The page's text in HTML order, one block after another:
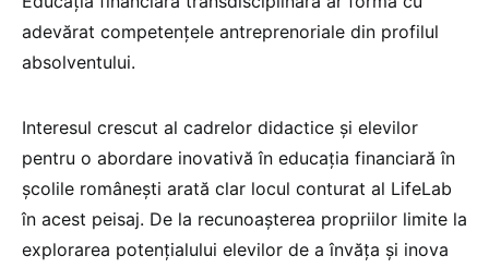
adevărat competențele antreprenoriale din profilul
absolventului.
Interesul crescut al cadrelor didactice și elevilor
pentru o abordare inovativă în educația financiară în
școlile românești arată clar locul conturat al LifeLab
în acest peisaj. De la recunoașterea propriilor limite la
explorarea potențialului elevilor de a învăța și inova